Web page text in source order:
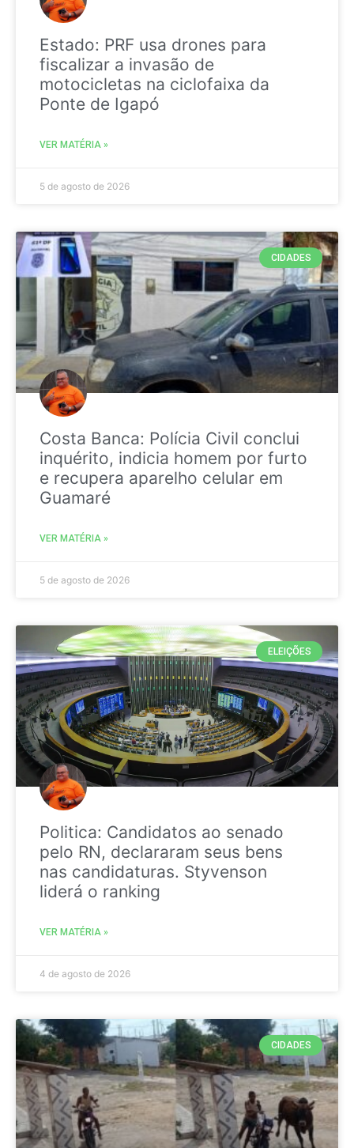
Estado: PRF usa drones para
fiscalizar a invasão de
motocicletas na ciclofaixa da
Ponte de Igapó
VER MATÉRIA »
5 de agosto de 2026
CIDADES
Costa Banca: Polícia Civil conclui
inquérito, indicia homem por furto
e recupera aparelho celular em
Guamaré
VER MATÉRIA »
5 de agosto de 2026
ELEIÇÕES
Politica: Candidatos ao senado
pelo RN, declararam seus bens
nas candidaturas. Styvenson
liderá o ranking
VER MATÉRIA »
4 de agosto de 2026
CIDADES